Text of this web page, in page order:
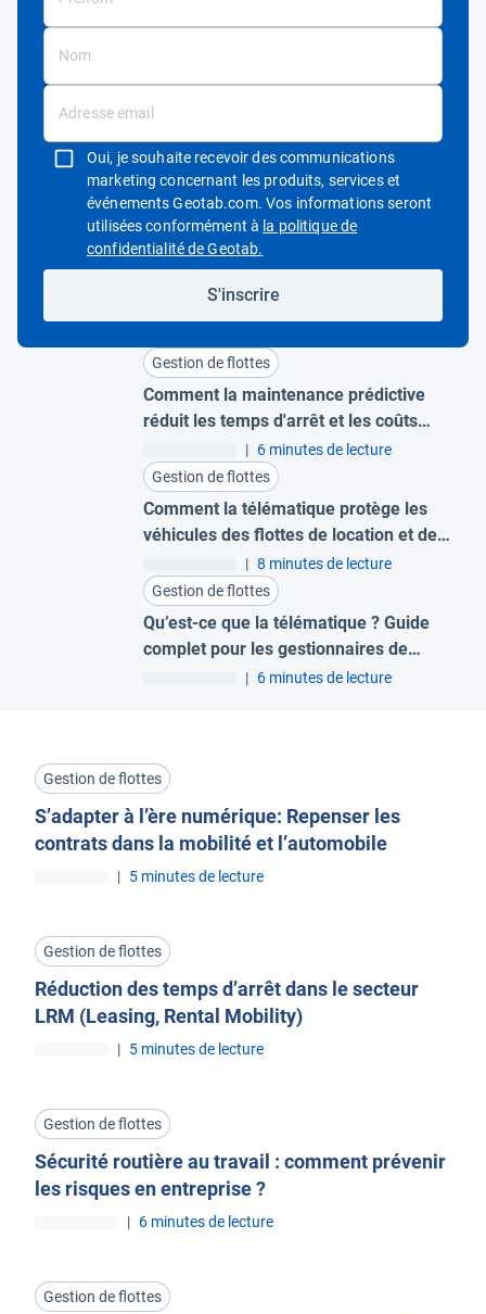
Gestion de flottes
Comment la maintenance prédictive
réduit les temps d'arrêt et les coûts
pour les grandes flottes
| 6 minutes de lecture
Gestion de flottes
Comment la télématique protège les
véhicules des flottes de location et de
| 8 minutes de lecture
Gestion de flottes
Qu’est-ce que la télématique ? Guide
complet pour les gestionnaires de
| 6 minutes de lecture
Oui, je souhaite recevoir des communications
marketing concernant les produits, services et
événements Geotab.com. Vos informations seront
utilisées conformément à la politique de
confidentialité de Geotab.
S'inscrire
Gestion de flottes
S’adapter à l’ère numérique: Repenser les
contrats dans la mobilité et l’automobile
| 5 minutes de lecture
Gestion de flottes
Réduction des temps d’arrêt dans le secteur
LRM (Leasing, Rental Mobility)
| 5 minutes de lecture
Gestion de flottes
Sécurité routière au travail : comment prévenir
les risques en entreprise ?
| 6 minutes de lecture
Gestion de flottes